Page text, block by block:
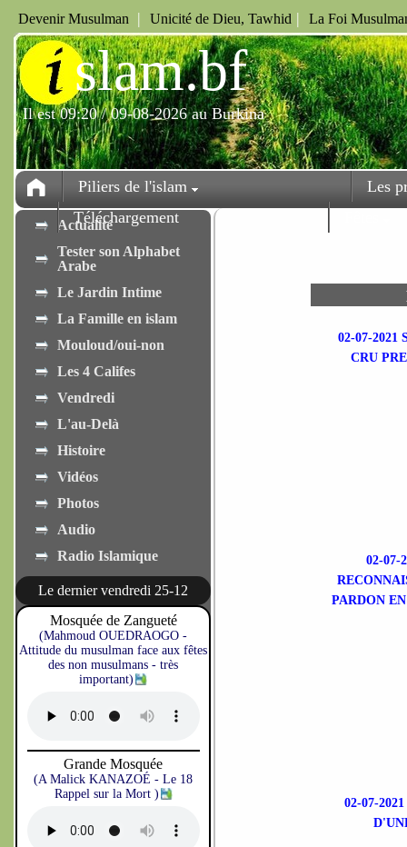
Devenir Musulman | Unicité de Dieu, Tawhid | La Foi
islam.bf
Il est 09:20 / 09-08-2026 au Burkina
Piliers de l'islam
Les
Téléchargement
Actualité
Tester son Alphabet
Arabe
Le Jardin Intime
La Famille en islam
Mouloud/oui-non
Les 4 Califes
Vendredi
L'au-Delà
Histoire
Vidéos
Photos
Audio
Radio Islamique
Le dernier vendredi 25-12
Mosquée de Zangueté
(Mahmoud OUEDRAOGO -
Attitude du musulman face aux fêtes
des non musulmans - très
important)
Grande Mosquée
(A Malick KANAZOÉ - Le 18
Rappel sur la Mort )
02-07-2021
CRU
02-07-
PARDON
02-07-